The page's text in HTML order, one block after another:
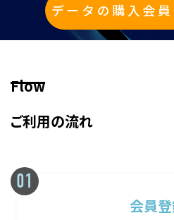
データの購入会
Flow
ご利用の流れ
会員